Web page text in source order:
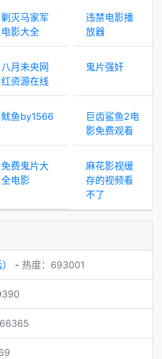
剿灭马家军
电影大全
违禁电影播
放器
八月未央网
红资源在线
鬼片强奸
鱿鱼by1566
巨齿鲨鱼2电
影免费观看
免费鬼片大
全电影
麻花影视缓
存的视频看
不了
- 热度：693001